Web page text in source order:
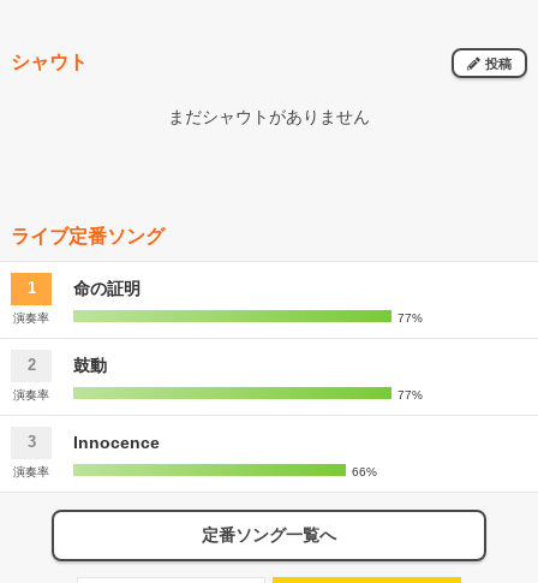
シャウト 投稿
まだシャウトがありません
ライブ定番ソング
1 命の証明
演奏率 77%
2 鼓動
演奏率 77%
3 Innocence
演奏率 66%
定番ソング一覧へ